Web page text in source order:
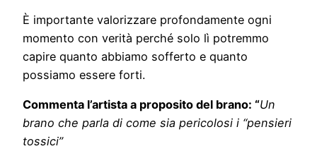
È importante valorizzare profondamente ogni
momento con verità perché solo lì potremmo
capire quanto abbiamo sofferto e quanto
possiamo essere forti.
Commenta l’artista a proposito del brano: “Un
brano che parla di come sia pericolosi i “pensieri
tossici”